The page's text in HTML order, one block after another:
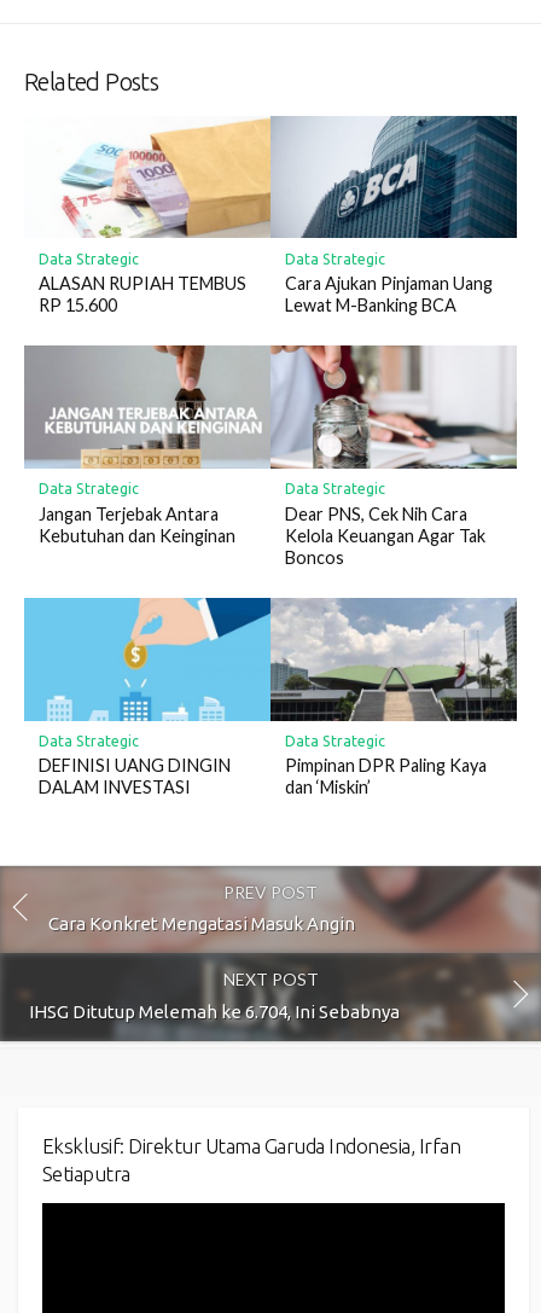
Related Posts
Data Strategic
ALASAN RUPIAH TEMBUS
RP 15.600
Data Strategic
Cara Ajukan Pinjaman Uang
Lewat M-Banking BCA
Data Strategic
Jangan Terjebak Antara
Kebutuhan dan Keinginan
Data Strategic
Dear PNS, Cek Nih Cara
Kelola Keuangan Agar Tak
Boncos
Data Strategic
DEFINISI UANG DINGIN
DALAM INVESTASI
Data Strategic
Pimpinan DPR Paling Kaya
dan ‘Miskin’
PREV POST
Cara Konkret Mengatasi Masuk Angin
NEXT POST
IHSG Ditutup Melemah ke 6.704, Ini Sebabnya
Eksklusif: Direktur Utama Garuda Indonesia, Irfan
Setiaputra